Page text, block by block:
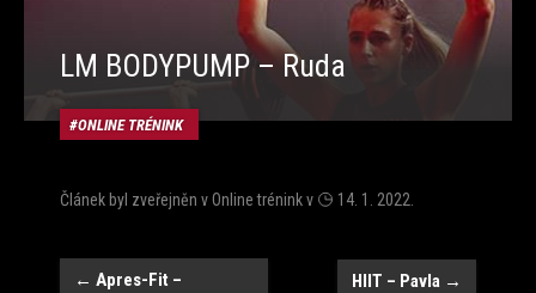
LM BODYPUMP – Ruda
ONLINE TRÉNINK
Článek byl zveřejněn vOnline tréninkv 14. 1. 2022
Navigace
← Apres-Fit –
HIIT – Pavla →